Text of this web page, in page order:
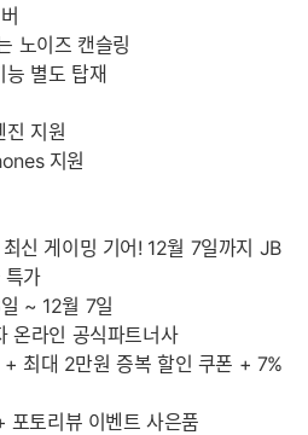
노이즈 캔슬링
별도 탑재
지원
지원
신 게이밍 기어! 12월 7일까지 JB
특가
~ 12월 7일
온라인 공식파트너사
최대 2만원 증복 할인 쿠폰 + 7%
토리뷰 이벤트 사은품